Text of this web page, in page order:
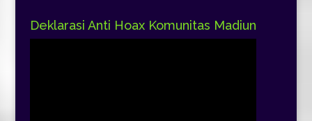
Deklarasi Anti Hoax Komunitas Madiun